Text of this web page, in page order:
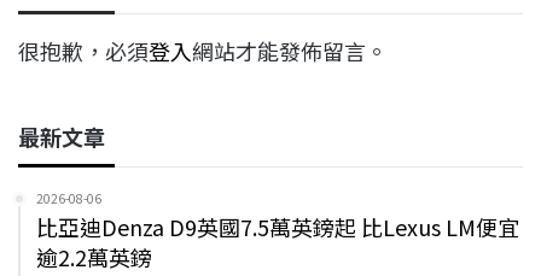
很抱歉，必須登入網站才能發佈留言。
最新文章
2026-08-06
比亞迪Denza D9英國7.5萬英鎊起 比Lexus LM便宜
逾2.2萬英鎊